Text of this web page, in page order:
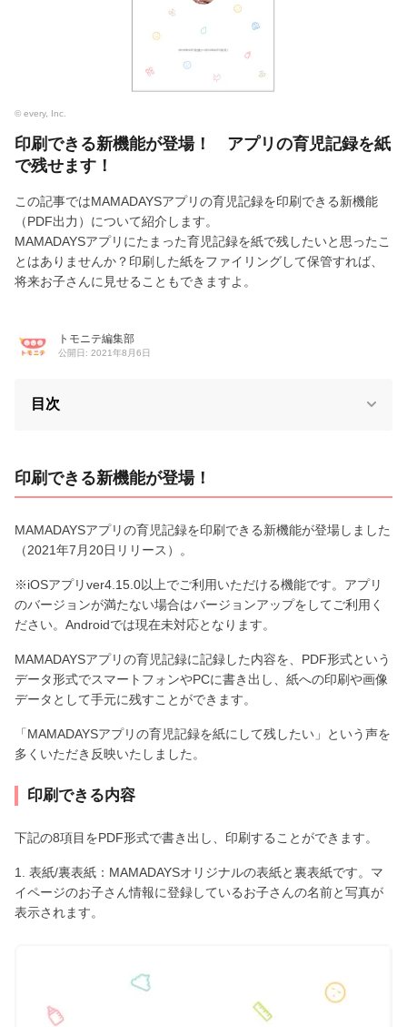
© every, Inc.
印刷できる新機能が登場！ アプリの育児記録を紙
で残せます！
この記事ではMAMADAYSアプリの育児記録を印刷できる新機能
（PDF出力）について紹介します。
MAMADAYSアプリにたまった育児記録を紙で残したいと思ったこ
とはありませんか？印刷した紙をファイリングして保管すれば、
将来お子さんに見せることもできますよ。
トモニテ編集部
公開日: 2021年8月6日
目次
印刷できる新機能が登場！
MAMADAYSアプリの育児記録を印刷できる新機能が登場しました
（2021年7月20日リリース）。
※iOSアプリver4.15.0以上でご利用いただける機能です。アプリ
のバージョンが満たない場合はバージョンアップをしてご利用く
ださい。Androidでは現在未対応となります。
MAMADAYSアプリの育児記録に記録した内容を、PDF形式という
データ形式でスマートフォンやPCに書き出し、紙への印刷や画像
データとして手元に残すことができます。
「MAMADAYSアプリの育児記録を紙にして残したい」という声を
多くいただき反映いたしました。
印刷できる内容
下記の8項目をPDF形式で書き出し、印刷することができます。
1. 表紙/裏表紙：MAMADAYSオリジナルの表紙と裏表紙です。マ
イページのお子さん情報に登録しているお子さんの名前と写真が
表示されます。